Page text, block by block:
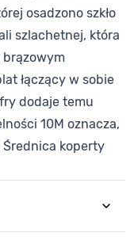
osadzono szkło
szlachetnej, która
brązowym
łączący w sobie
dodaje temu
10M oznacza,
koperty